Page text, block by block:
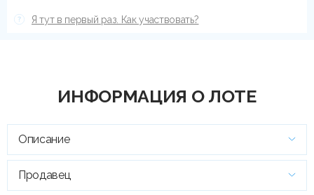
Я тут в первый раз. Как участвовать?
ИНФОРМАЦИЯ О ЛОТЕ
Описание
Продавец